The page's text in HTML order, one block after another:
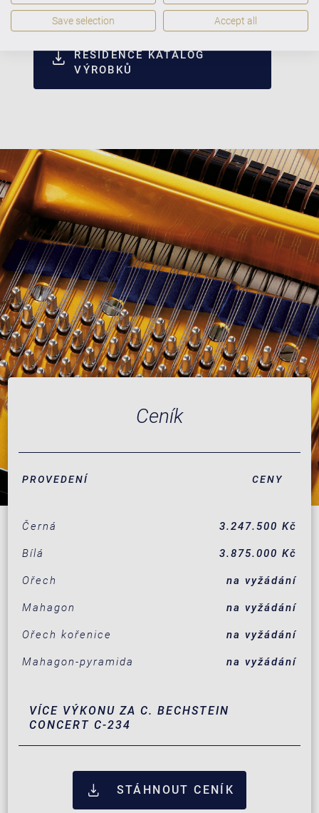
RESIDENCE KATALOG
VÝROBKŮ
Ceník
PROVEDENÍ CENY
Černá 3.247.500 Kč
Bílá 3.875.000 Kč
Ořech na vyžádání
Mahagon na vyžádání
Ořech kořenice na vyžádání
Mahagon-pyramida na vyžádání
VÍCE VÝKONU ZA C. BECHSTEIN
CONCERT C-234
STÁHNOUT CENÍK
Save selection Accept all